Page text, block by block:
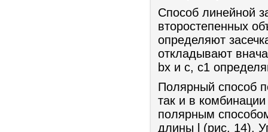
Способ линейной
второстепенных
определяют
откладывают
bх и с, с1
Полярный способ
так и в
полярным
длины l (рис. 14).